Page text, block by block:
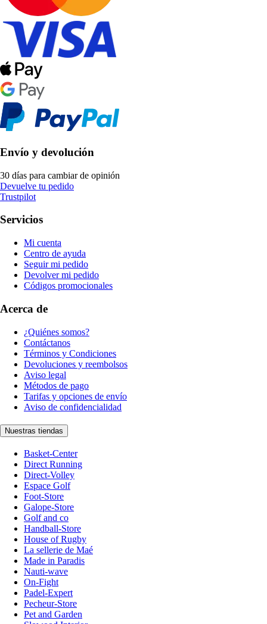
Envío y devolución
30 días para cambiar de opinión
Devuelve tu pedido
Trustpilot
Servicios
Mi cuenta
Centro de ayuda
Seguir mi pedido
Devolver mi pedido
Códigos promocionales
Acerca de
¿Quiénes somos?
Contáctanos
Términos y Condiciones
Devoluciones y reembolsos
Aviso legal
Métodos de pago
Tarifas y opciones de envío
Aviso de confidencialidad
Nuestras tiendas
Basket-Center
Direct Running
Direct-Volley
Espace Golf
Foot-Store
Galope-Store
Golf and co
Handball-Store
House of Rugby
La sellerie de Maé
Made in Paradis
Nauti-wave
On-Fight
Padel-Expert
Pecheur-Store
Pet and Garden